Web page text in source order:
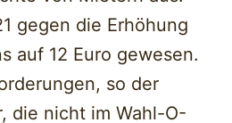
gegen die Erhöhung
auf 12 Euro gewesen.
so der
die nicht im Wahl-O-